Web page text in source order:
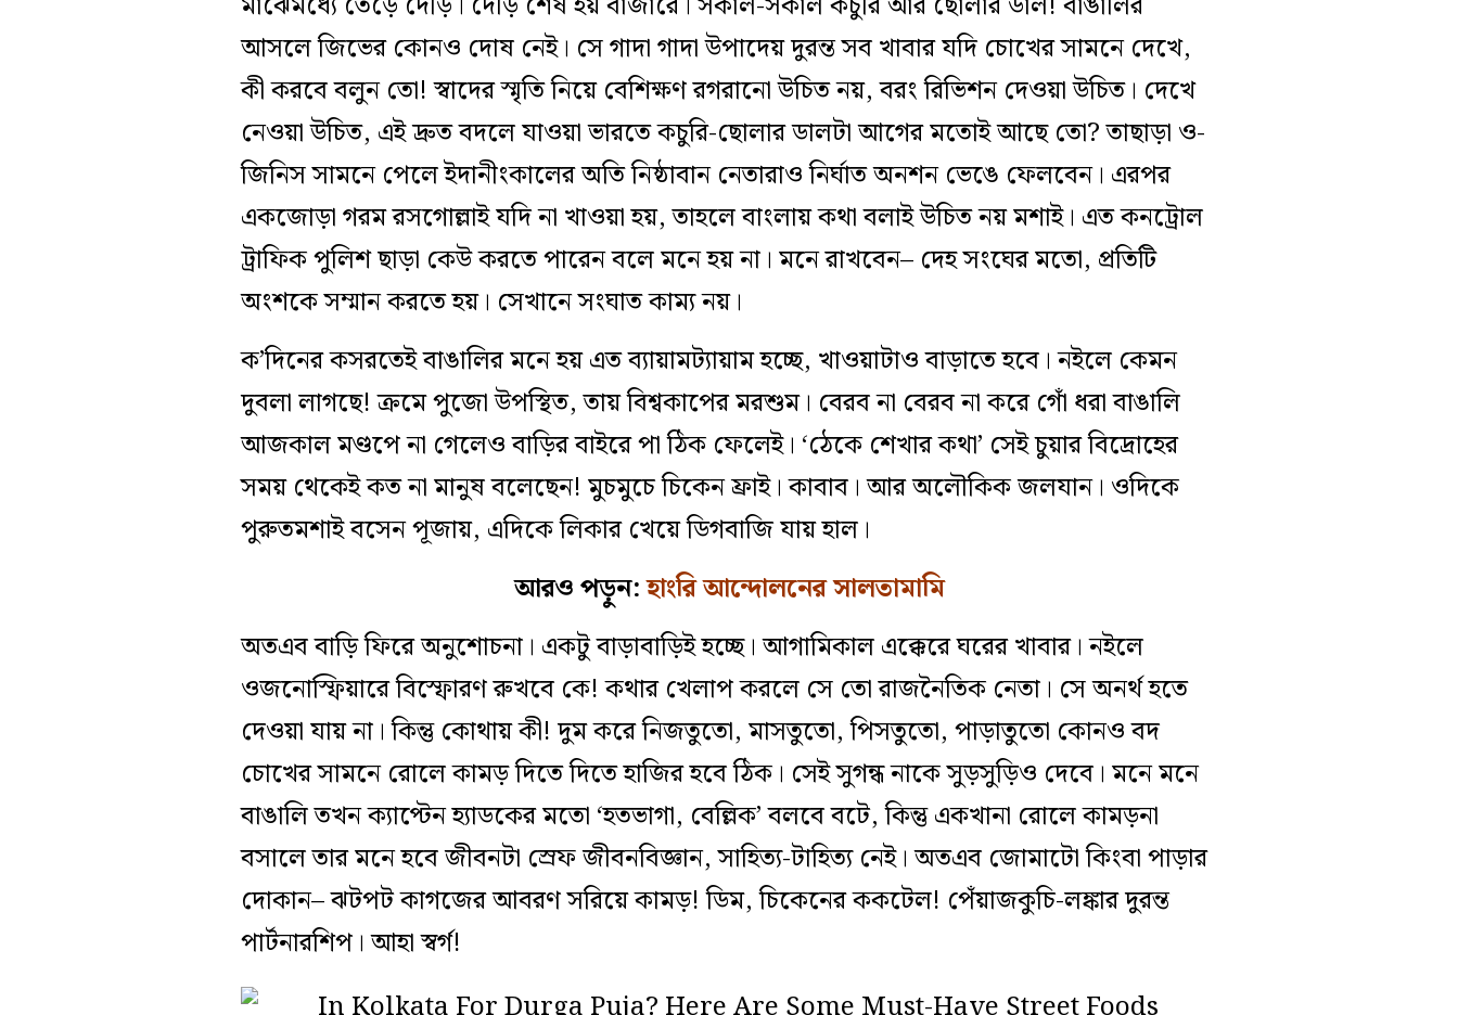
আসলে জিভের কোনও দোষ নেই। সে গাদা গাদা উপাদেয় দুরন্ত সব খাবার যদি চোখের সামনে দেখে,
কী করবে বলুন তো! স্বাদের স্মৃতি নিয়ে বেশিক্ষণ রগরানো উচিত নয়, বরং রিভিশন দেওয়া উচিত। দেখে
নেওয়া উচিত, এই দ্রুত বদলে যাওয়া ভারতে কচুরি-ছোলার ডালটা আগের মতোই আছে তো? তাছাড়া ও-
জিনিস সামনে পেলে ইদানীংকালের অতি নিষ্ঠাবান নেতারাও নির্ঘাত অনশন ভেঙে ফেলবেন। এরপর
একজোড়া গরম রসগোল্লাই যদি না খাওয়া হয়, তাহলে বাংলায় কথা বলাই উচিত নয় মশাই। এত কনট্রোল
ট্রাফিক পুলিশ ছাড়া কেউ করতে পারেন বলে মনে হয় না। মনে রাখবেন– দেহ সংঘের মতো, প্রতিটি
অংশকে সম্মান করতে হয়। সেখানে সংঘাত কাম্য নয়।
ক’দিনের কসরতেই বাঙালির মনে হয় এত ব্যায়ামট‌্যায়াম হচ্ছে, খাওয়াটাও বাড়াতে হবে। নইলে কেমন
দুবলা লাগছে! ক্রমে পুজো উপস্থিত, তায় বিশ্বকাপের মরশুম। বেরব না বেরব না করে গোঁ ধরা বাঙালি
আজকাল মণ্ডপে না গেলেও বাড়ির বাইরে পা ঠিক ফেলেই। ‘ঠেকে শেখার কথা’ সেই চুয়ার বিদ্রোহের
সময় থেকেই কত না মানুষ বলেছেন! মুচমুচে চিকেন ফ্রাই। কাবাব। আর অলৌকিক জলযান। ওদিকে
পুরুতমশাই বসেন পূজায়, এদিকে লিকার খেয়ে ডিগবাজি যায় হাল।
আরও পড়ুন:হাংরি আন্দোলনের সালতামামি
অতএব বাড়ি ফিরে অনুশোচনা। একটু বাড়াবাড়িই হচ্ছে। আগামিকাল এক্কেরে ঘরের খাবার। নইলে
ওজনোস্ফিয়ারে বিস্ফোরণ রুখবে কে! কথার খেলাপ করলে সে তো রাজনৈতিক নেতা। সে অনর্থ হতে
দেওয়া যায় না। কিন্তু কোথায় কী! দুম করে নিজতুতো, মাসতুতো, পিসতুতো, পাড়াতুতো কোনও বদ
চোখের সামনে রোলে কামড় দিতে দিতে হাজির হবে ঠিক। সেই সুগন্ধ নাকে সুড়সুড়িও দেবে। মনে মনে
বাঙালি তখন ক্যাপ্টেন হ্যাডকের মতো ‘হতভাগা, বেল্লিক’ বলবে বটে, কিন্তু একখানা রোলে কামড়না
বসালে তার মনে হবে জীবনটা স্রেফ জীবনবিজ্ঞান, সাহিত্য-টাহিত্য নেই। অতএব জোমাটো কিংবা পাড়ার
দোকান– ঝটপট কাগজের আবরণ সরিয়ে কামড়! ডিম, চিকেনের ককটেল! পেঁয়াজকুচি-লঙ্কার দুরন্ত
পার্টনারশিপ। আহা স্বর্গ!